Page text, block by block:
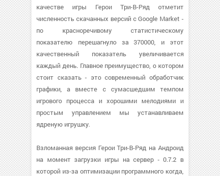
качестве игры Герои Три-В-Ряд отметит
численность скачанных версий с Google Market -
по красноречивому статистическому
показателю перешагнуло за 370000, и этот
качественный показатель увеличивается
каждый день. Главное преимущество, о котором
стоит сказать - это современный обработчик
графики, а вместе с сумасшедшим темпом
игрового процесса и хорошими мелодиями и
простым управлением мы устанавливаем
ядреную игрушку.
Взломанная версия Герои Три-В-Ряд на Андроид
на момент загрузки игры на сервер - 0.7.2 в
которой из-за оптимизации программного когда,